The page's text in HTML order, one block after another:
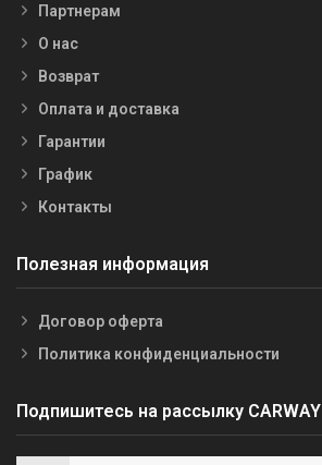
Партнерам
О нас
Возврат
Оплата и доставка
Гарантии
График
Контакты
Полезная информация
Договор оферта
Политика конфиденциальности
Подпишитесь на рассылку CARWAY